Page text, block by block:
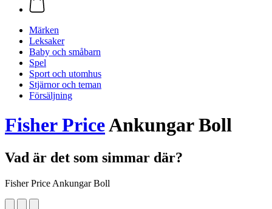
Märken
Leksaker
Baby och småbarn
Spel
Sport och utomhus
Stjärnor och teman
Försäljning
Fisher PriceAnkungar Boll
Vad är det som simmar där?
Fisher Price Ankungar Boll